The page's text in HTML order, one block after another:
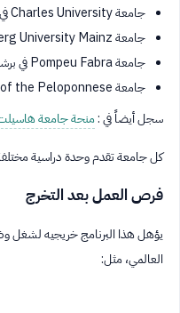
جامعة Charles University في جمهورية التشيك.
جامعة Johannes Gutenberg University Mainz الألمانية.
جامعة Pompeu Fabra في برشلونة – إسبانيا.
جامعة University of the Peloponnese في اليونان.
سجل أيضاً في :منحة جامعة
كل جامعة تقدم وحدة دراسية
فرص العمل بعد التخرج
يؤهل هذا البرنامج خريجيه لشغل
العالمي، مثل: